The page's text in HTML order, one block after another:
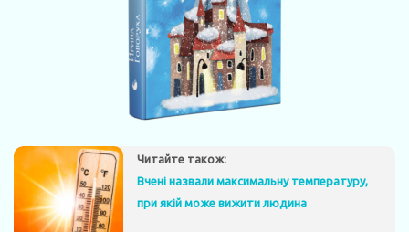
Читайте також:
Вчені назвали максимальну температуру,
при якій може вижити людина